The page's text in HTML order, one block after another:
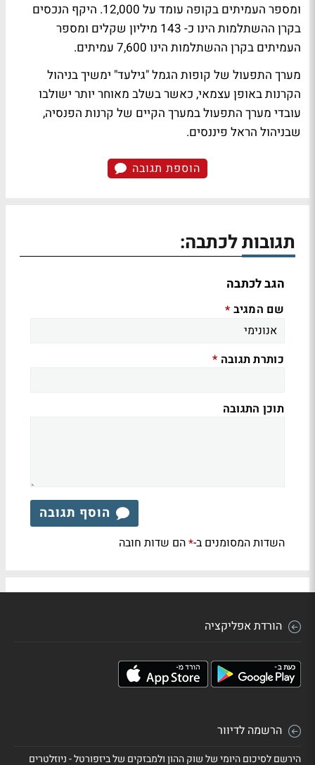
ומספר העמיתים בקופה עומד על 12,000. היקף הנכסים
בקרן ההשתלמות הינו כ- 143 מיליון שקלים ומספר
העמיתים בקרן ההשתלמות הינו 7,600 עמיתים.
מערך התפעול של קופות הגמל "גילעד" ימשיך בניהול
הקרנות באופן עצמאי, כאשר בשלב מאוחר יותר ישולבו
עובדי מערך התפעול במערך הקיים של קרנות הפנסיה,
שבניהול הראל פיננסים.
הוספת תגובה
תגובות לכתבה:
הגב לכתבה
שם המגיב *
כותרת תגובה *
תוכן התגובה
הוסף תגובה
השדות המסומנים ב-*הם שדות חובה
הורדת אפליקציה
הרשמה לדיוור
הירשם לסיכום היומי של שוק ההון ולמבזקים של ביזפורטל - ניוזלטרים